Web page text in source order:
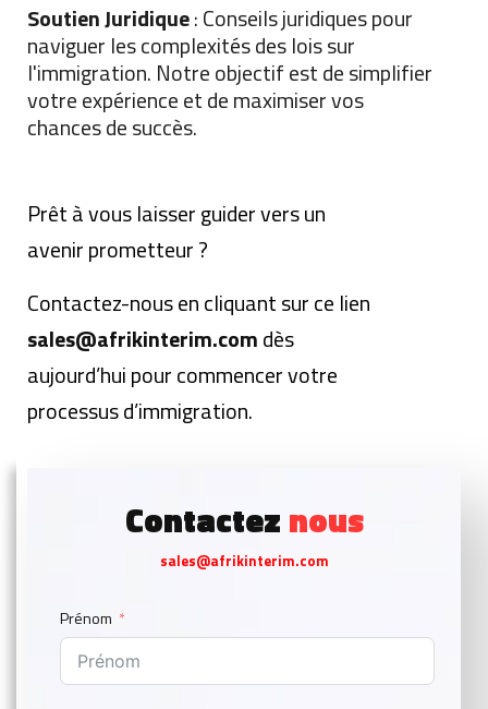
Soutien Juridique: Conseils juridiques pour
naviguer les complexités des lois sur
l'immigration. Notre objectif est de simplifier
votre expérience et de maximiser vos
chances de succès.
Prêt à vous laisser guider vers un
avenir prometteur ?
Contactez-nous en cliquant sur ce lien
sales@afrikinterim.comdès
aujourd’hui pour commencer votre
processus d’immigration.
Contacteznous
sales@afrikinterim.com
Prénom